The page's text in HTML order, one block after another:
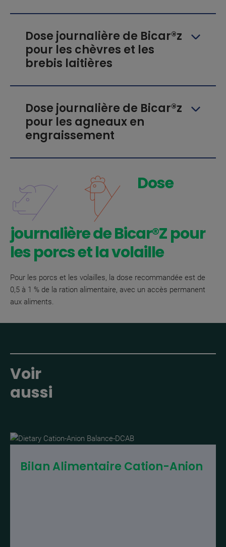
Dose journalière de Bicar®z
pour les chèvres et les
brebis laitières
Dose journalière de Bicar®z
pour les agneaux en
engraissement
Dose
journalière de Bicar®Z pour
les porcs et la volaille
Pour les porcs et les volailles, la dose recommandée est de
0,5 à 1 % de la ration alimentaire, avec un accès permanent
aux aliments.
Voir
aussi
Bilan Alimentaire Cation-Anion